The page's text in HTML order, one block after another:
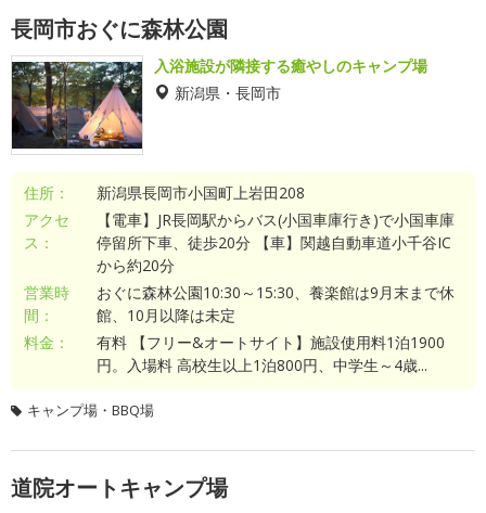
長岡市おぐに森林公園
入浴施設が隣接する癒やしのキャンプ場
新潟県・長岡市
住所：
新潟県長岡市小国町上岩田208
アクセ
ス：
【電車】JR長岡駅からバス(小国車庫行き)で小国車庫
停留所下車、徒歩20分 【車】関越自動車道小千谷IC
から約20分
営業時
間：
おぐに森林公園10:30～15:30、養楽館は9月末まで休
館、10月以降は未定
料金：
有料 【フリー&オートサイト】施設使用料1泊1900
円。入場料 高校生以上1泊800円、中学生～4歳...
キャンプ場・BBQ場
道院オートキャンプ場